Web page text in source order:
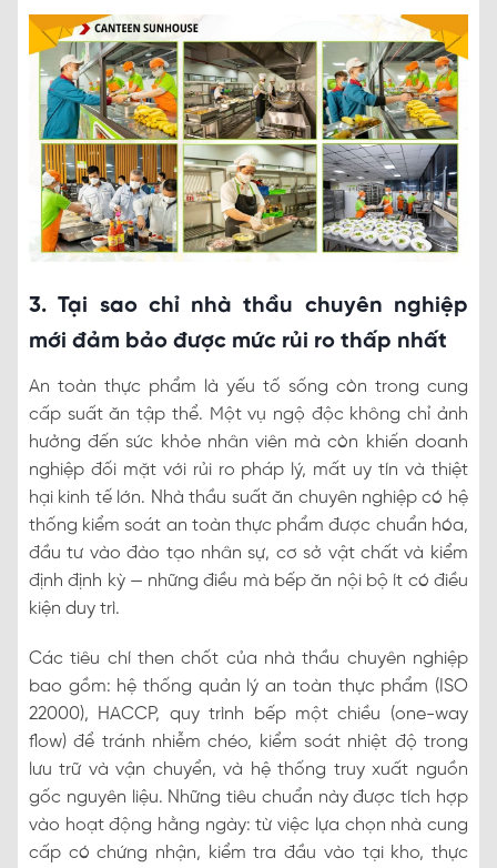
3. Tại sao chỉ nhà thầu chuyên nghiệp
mới đảm bảo được mức rủi ro thấp nhất
An toàn thực phẩm là yếu tố sống còn trong cung
cấp suất ăn tập thể. Một vụ ngộ độc không chỉ ảnh
hưởng đến sức khỏe nhân viên mà còn khiến doanh
nghiệp đối mặt với rủi ro pháp lý, mất uy tín và thiệt
hại kinh tế lớn. Nhà thầu suất ăn chuyên nghiệp có hệ
thống kiểm soát an toàn thực phẩm được chuẩn hóa,
đầu tư vào đào tạo nhân sự, cơ sở vật chất và kiểm
định định kỳ — những điều mà bếp ăn nội bộ ít có điều
kiện duy trì.
Các tiêu chí then chốt của nhà thầu chuyên nghiệp
bao gồm: hệ thống quản lý an toàn thực phẩm (ISO
22000), HACCP, quy trình bếp một chiều (one-way
flow) để tránh nhiễm chéo, kiểm soát nhiệt độ trong
lưu trữ và vận chuyển, và hệ thống truy xuất nguồn
gốc nguyên liệu. Những tiêu chuẩn này được tích hợp
vào hoạt động hằng ngày: từ việc lựa chọn nhà cung
cấp có chứng nhận, kiểm tra đầu vào tại kho, thực